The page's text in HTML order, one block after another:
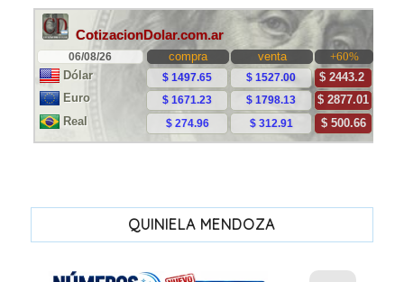
QUINIELA MENDOZA